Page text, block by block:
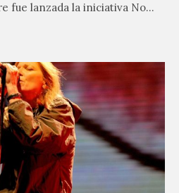
fue lanzada la iniciativa No